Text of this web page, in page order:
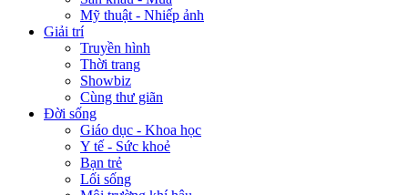
Mỹ thuật - Nhiếp ảnh
Giải trí
Truyền hình
Thời trang
Showbiz
Cùng thư giãn
Đời sống
Giáo dục - Khoa học
Y tế - Sức khoẻ
Bạn trẻ
Lối sống